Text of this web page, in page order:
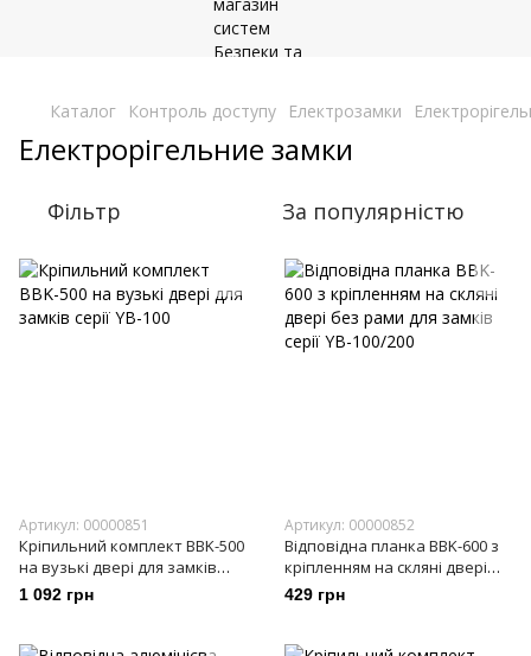
Каталог Контроль доступу Електрозамки
Електрорігельние замки
Фільтр За популярністю
Артикул: 00000851
Кріпильний комплект BBK-500
на вузькі двері для замків
серії YB-100
1 092 грн
Артикул: 00000852
Відповідна планка BBK-600 з
кріпленням на скляні двері
без рами для замків серії YB-
100/200
429 грн